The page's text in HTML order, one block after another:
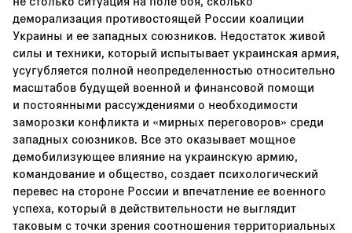
деморализация противостоящей России коалиции
Украины и ее западных союзников. Недостаток живой
силы и техники, который испытывает украинская армия,
усугубляется полной неопределенностью относительно
масштабов будущей военной и финансовой помощи
и постоянными рассуждениями о необходимости
заморозки конфликта и «мирных переговоров» среди
западных союзников. Все это оказывает мощное
демобилизующее влияние на украинскую армию,
командование и общество, создает психологический
перевес на стороне России и впечатление ее военного
успеха, который в действительности не выглядит
таковым с точки зрения соотношения территориальных